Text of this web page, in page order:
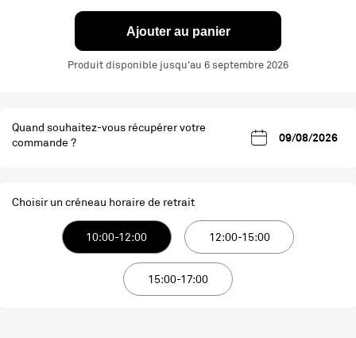
Quand souhaitez-vous récupérer votre
commande ?
Choisir un créneau horaire de retrait
10:00-12:00 12:00-15:00
15:00-17:00
Ajouter au panier
Produit disponible jusqu'au 6 septembre 2026